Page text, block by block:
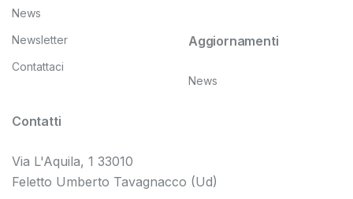
News
Newsletter
Contattaci
Aggiornamenti
News
Contatti
Via L'Aquila, 1 33010
Feletto Umberto Tavagnacco (Ud)